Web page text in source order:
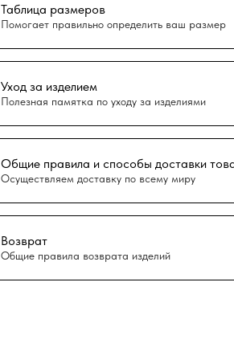
Таблица размеров
Помогает правильно определить ваш размер
Уход за изделием
Полезная памятка по уходу за изделиями
Общие правила и способы доставки
Осуществляем доставку по всему миру
Возврат
Общие правила возврата изделий